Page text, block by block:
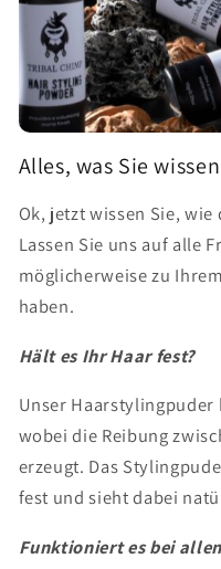
Alles, was Sie
Ok, jetzt wissen Sie,
Lassen Sie uns auf alle
möglicherweise zu
haben.
Hält es Ihr Haar fest?
Unser
wobei die Reibung
erzeugt. Das
fest und sieht dabei
Funktioniert es bei